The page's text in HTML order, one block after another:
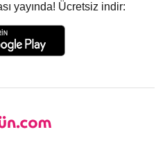
yayında! Ücretsiz indir: